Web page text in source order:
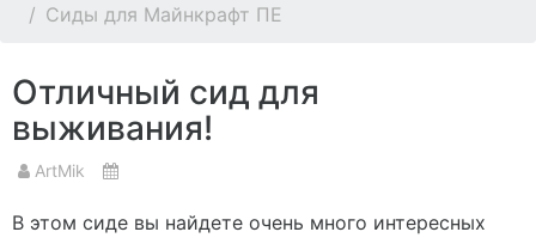
Сиды для Майнкрафт ПЕ
Отличный сид для
выживания!
ArtMik
В этом сиде вы найдете очень много интересных